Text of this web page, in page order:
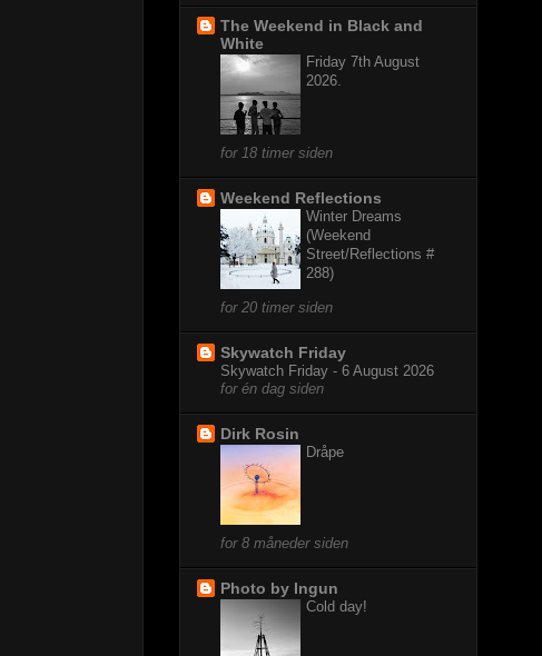
The Weekend in Black and
White
Friday 7th August
2026.
for 18 timer siden
Weekend Reflections
Winter Dreams
(Weekend
Street/Reflections #
288)
for 20 timer siden
Skywatch Friday
Skywatch Friday - 6 August 2026
for én dag siden
Dirk Rosin
Dråpe
for 8 måneder siden
Photo by Ingun
Cold day!